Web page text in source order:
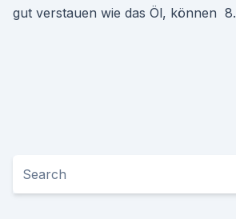
gut verstauen wie das Öl, können 8.